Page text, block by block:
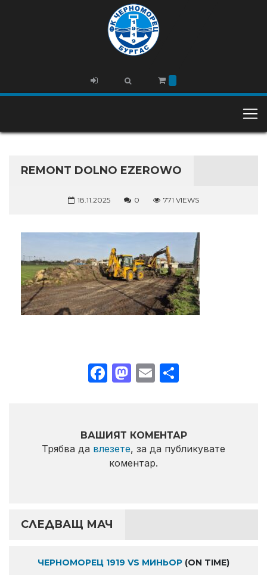
REMONT DOLNO EZEROWO
18.11.2025 0 771 VIEWS
Facebook
Mastodon
Email
ВАШИЯТ КОМЕНТАР
Трябва да влезете, за да публикувате
коментар.
СЛЕДВАЩ МАЧ
ЧЕРНОМОРЕЦ 1919 VS МИНЬОР (ON TIME)